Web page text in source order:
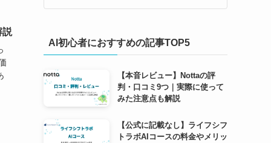
説
AI初心者におすすめの記事TOP5
【本音レビュー】Nottaの評
判・口コミ9つ｜実際に使って
みた注意点も解説
【公式に記載なし】ライフシフ
トラボAIコースの料金やメリッ